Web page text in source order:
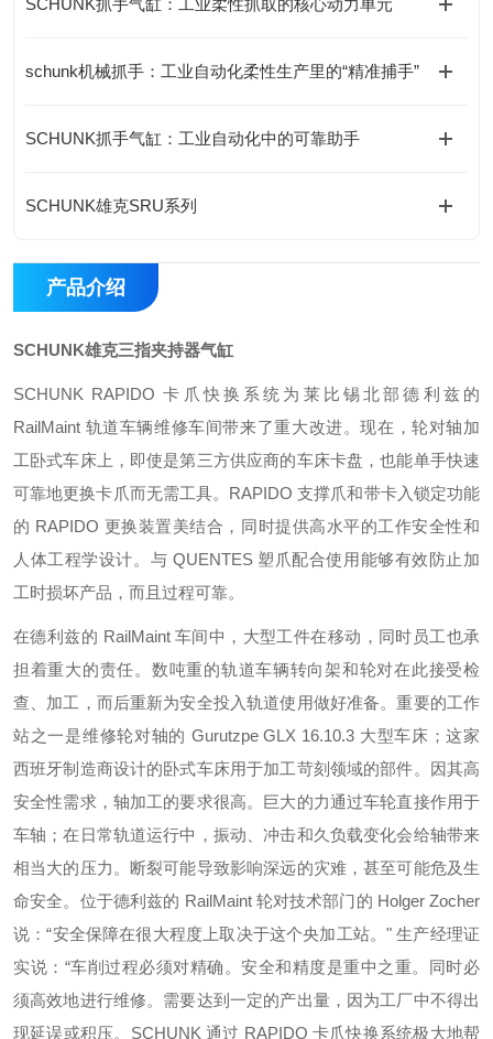
SCHUNK抓手气缸：工业柔性抓取的核心动力单元
schunk机械抓手：工业自动化柔性生产里的“精准捕手”
SCHUNK抓手气缸：工业自动化中的可靠助手
SCHUNK雄克SRU系列
产品介绍
SCHUNK雄克三指夹持器气缸
SCHUNK RAPIDO 卡爪快换系统为莱比锡北部德利兹的
RailMaint 轨道车辆维修车间带来了重大改进。现在，轮对轴加
工卧式车床上，即使是第三方供应商的车床卡盘，也能单手快速
可靠地更换卡爪而无需工具。RAPIDO 支撑爪和带卡入锁定功能
的 RAPIDO 更换装置美结合，同时提供高水平的工作安全性和
人体工程学设计。与 QUENTES 塑爪配合使用能够有效防止加
工时损坏产品，而且过程可靠。
在德利兹的 RailMaint 车间中，大型工件在移动，同时员工也承
担着重大的责任。数吨重的轨道车辆转向架和轮对在此接受检
查、加工，而后重新为安全投入轨道使用做好准备。重要的工作
站之一是维修轮对轴的 Gurutzpe GLX 16.10.3 大型车床；这家
西班牙制造商设计的卧式车床用于加工苛刻领域的部件。因其高
安全性需求，轴加工的要求很高。巨大的力通过车轮直接作用于
车轴；在日常轨道运行中，振动、冲击和久负载变化会给轴带来
相当大的压力。断裂可能导致影响深远的灾难，甚至可能危及生
命安全。位于德利兹的 RailMaint 轮对技术部门的 Holger Zocher
说：“安全保障在很大程度上取决于这个央加工站。" 生产经理证
实说：“车削过程必须对精确。安全和精度是重中之重。同时必
须高效地进行维修。需要达到一定的产出量，因为工厂中不得出
现延误或积压。SCHUNK 通过 RAPIDO 卡爪快换系统极大地帮